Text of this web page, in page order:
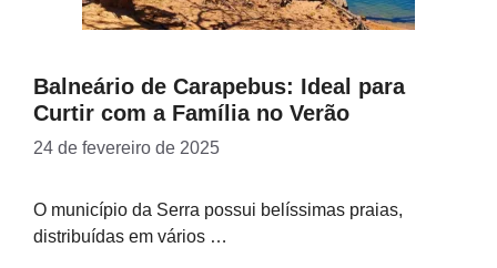
Balneário de Carapebus: Ideal para
Curtir com a Família no Verão
24 de fevereiro de 2025
O município da Serra possui belíssimas praias,
distribuídas em vários …